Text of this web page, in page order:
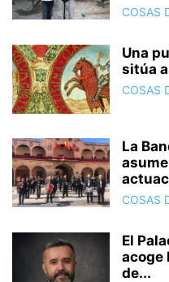
COSAS
Una
sitúa
COSAS
La
COSAS
El
acoge
de...